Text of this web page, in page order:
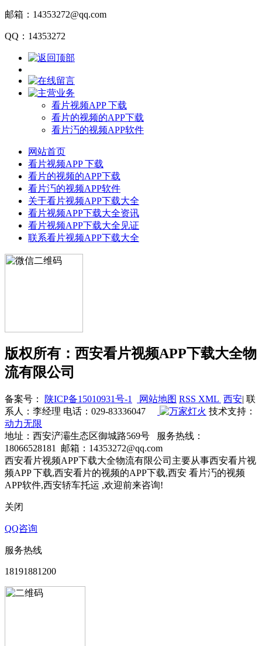
邮箱：14353272@qq.com
QQ：14353272
看片视频APP 下载
看片的视频的APP下载
看片汅的视频APP软件
网站首页
看片视频APP 下载
看片的视频的APP下载
看片汅的视频APP软件
关于看片视频APP下载大全
看片视频APP下载大全资讯
看片视频APP下载大全见证
联系看片视频APP下载大全
版权所有：西安看片视频APP下载大全物
流有限公司
备案号： 陕ICP备15010931号-1 网站地图 RSS XML 西安| 联
系人：李经理 电话：029-83336047
技术支持：
动力无限
地址：西安浐灞生态区御城路569号 服务热线：
18066528181 邮箱：14353272@qq.com
西安看片视频APP下载大全物流有限公司主要从事西安看片视
频APP 下载,西安看片的视频的APP下载,西安 看片汅的视频
APP软件,西安轿车托运 ,欢迎前来咨询!
关闭
QQ咨询
服务热线
18191881200